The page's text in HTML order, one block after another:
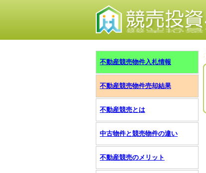
不動産競売物件入札情報
不動産競売物件売却結果
不動産競売とは
中古物件と競売物件の違い
不動産競売のメリット